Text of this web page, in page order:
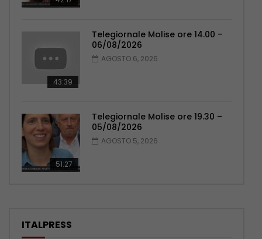
43:39
Telegiornale Molise ore 14.00 –
06/08/2026
AGOSTO 6, 2026
51:27
Telegiornale Molise ore 19.30 –
05/08/2026
AGOSTO 5, 2026
ITALPRESS